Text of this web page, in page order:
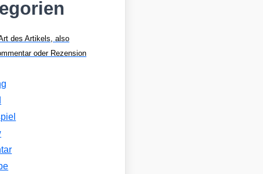
des Artikels, also
oder Rezension